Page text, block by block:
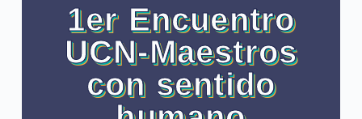
1er Encuentro
UCN-Maestros
con sentido